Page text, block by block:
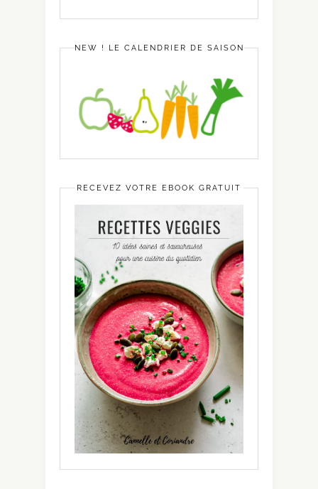
NEW ! LE CALENDRIER DE SAISON
RECEVEZ VOTRE EBOOK GRATUIT